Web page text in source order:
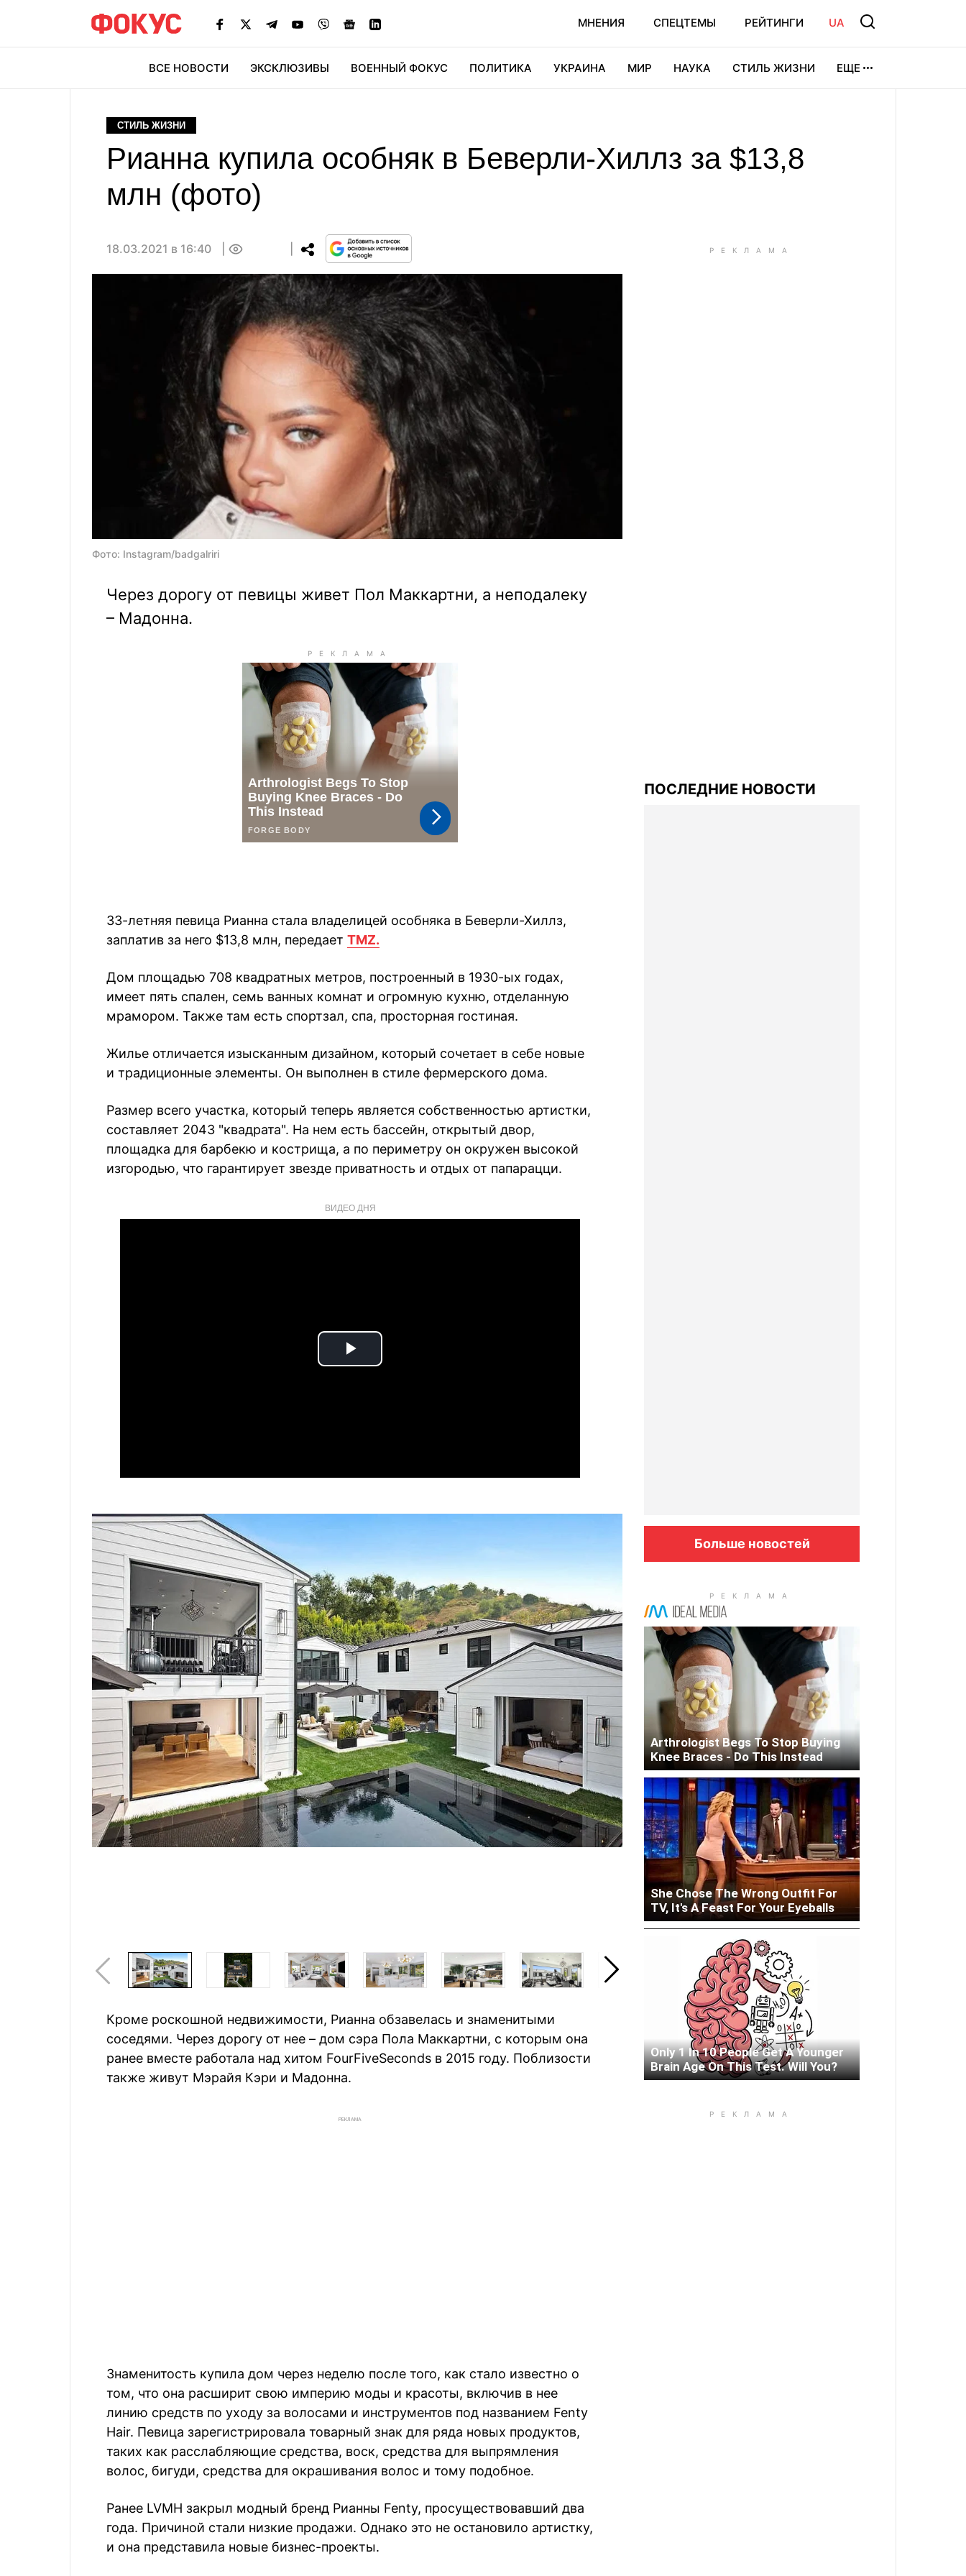
МНЕНИЯ СПЕЦТЕМЫ РЕЙТИНГИ UA
ВСЕ НОВОСТИ ЭКСКЛЮЗИВЫ ВОЕННЫЙ ФОКУС ПОЛИТИКА УКРАИНА МИР НАУКА СТИЛЬ ЖИЗНИ ЕЩЕ
СТИЛЬ ЖИЗНИ
Рианна купила особняк в Беверли-Хиллз за $13,8
млн (фото)
18.03.2021 в 16:40
Фото: Instagram/badgalriri
Через дорогу от певицы живет Пол Маккартни, а неподалеку
– Мадонна.
33-летняя певица Рианна стала владелицей особняка в Беверли-Хиллз,
заплатив за него $13,8 млн, передает TMZ.
Дом площадью 708 квадратных метров, построенный в 1930-ых годах,
имеет пять спален, семь ванных комнат и огромную кухню, отделанную
мрамором. Также там есть спортзал, спа, просторная гостиная.
Жилье отличается изысканным дизайном, который сочетает в себе новые
и традиционные элементы. Он выполнен в стиле фермерского дома.
Размер всего участка, который теперь является собственностью артистки,
составляет 2043 "квадрата". На нем есть бассейн, открытый двор,
площадка для барбекю и кострища, а по периметру он окружен высокой
изгородью, что гарантирует звезде приватность и отдых от папарацци.
ВИДЕО ДНЯ
Play
Кроме роскошной недвижимости, Рианна обзавелась и знаменитыми
соседями. Через дорогу от нее – дом сэра Пола Маккартни, с которым она
ранее вместе работала над хитом FourFiveSeconds в 2015 году. Поблизости
также живут Мэрайя Кэри и Мадонна.
РЕКЛАМА
Знаменитость купила дом через неделю после того, как стало известно о
том, что она расширит свою империю моды и красоты, включив в нее
линию средств по уходу за волосами и инструментов под названием Fenty
Hair. Певица зарегистрировала товарный знак для ряда новых продуктов,
таких как расслабляющие средства, воск, средства для выпрямления
волос, бигуди, средства для окрашивания волос и тому подобное.
Ранее LVMH закрыл модный бренд Рианны Fenty, просуществовавший два
года. Причиной стали низкие продажи. Однако это не остановило артистку,
и она представила новые бизнес-проекты.
ПОСЛЕДНИЕ НОВОСТИ
Больше новостей